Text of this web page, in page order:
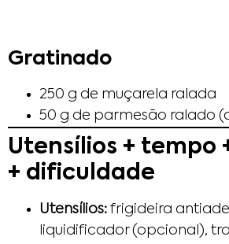
Gratinado
250 g de muçarela ralada
50 g de parmesão ralado
Utensílios + tempo
+ dificuldade
Utensílios: frigideira
liquidificador (opcional),